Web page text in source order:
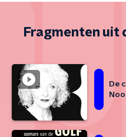
Fragmenten uit
De